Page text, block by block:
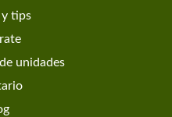
y tips
unidades